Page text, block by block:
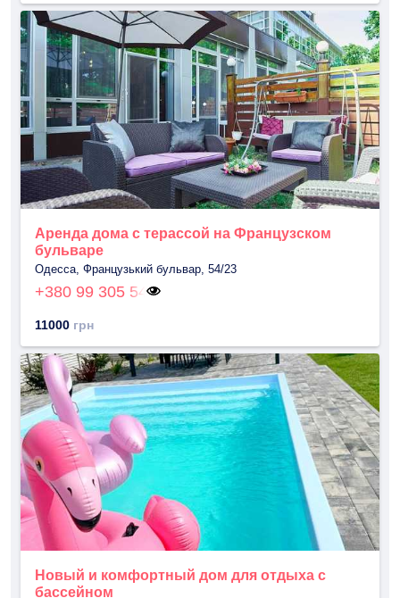
Аренда дома с терассой на Французском
бульваре
Одесса, Французький бульвар, 54/23
+380 99 305 54
11000 грн
Новый и комфортный дом для отдыха с
бассейном